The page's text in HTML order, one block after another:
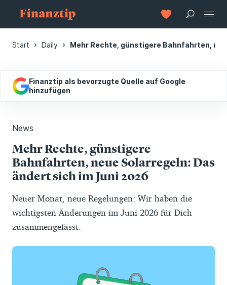
Start Daily Mehr Rechte, günstigere Bahnfahrten,
Finanztip als bevorzugte Quelle auf Google
hinzufügen
News
Mehr Rechte, günstigere
Bahnfahrten, neue Solarregeln: Das
ändert sich im Juni 2026
Neuer Monat, neue Regelungen: Wir haben die
wichtigsten Änderungen im Juni 2026 für Dich
zusammengefasst.